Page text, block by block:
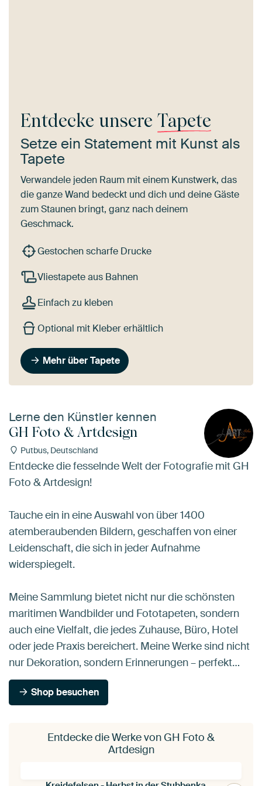
Entdecke unsere Tapete
Setze ein Statement mit Kunst als
Tapete
Verwandele jeden Raum mit einem Kunstwerk, das
die ganze Wand bedeckt und dich und deine Gäste
zum Staunen bringt, ganz nach deinem
Geschmack.
Gestochen scharfe Drucke
Vliestapete aus Bahnen
Einfach zu kleben
Optional mit Kleber erhältlich
Mehr über Tapete
Lerne den Künstler kennen
GH Foto & Artdesign
Putbus, Deutschland
Entdecke die fesselnde Welt der Fotografie mit GH
Foto & Artdesign!
Tauche ein in eine Auswahl von über 1400
atemberaubenden Bildern, geschaffen von einer
Leidenschaft, die sich in jeder Aufnahme
widerspiegelt.
Meine Sammlung bietet nicht nur die schönsten
maritimen Wandbilder und Fototapeten, sondern
auch eine Vielfalt, die jedes Zuhause, Büro, Hotel
oder jede Praxis bereichert. Meine Werke sind nicht
nur Dekoration, sondern Erinnerungen – perfekt…
Shop besuchen
Entdecke die Werke von GH Foto &
Artdesign